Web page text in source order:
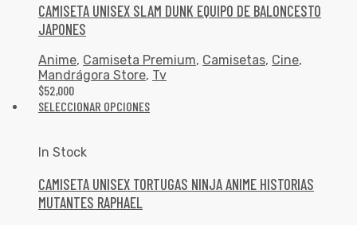
CAMISETA UNISEX SLAM DUNK EQUIPO DE BALONCESTO
JAPONES
Anime, Camiseta Premium, Camisetas, Cine,
Mandrágora Store, Tv
$52,000
SELECCIONAR OPCIONES
In Stock
CAMISETA UNISEX TORTUGAS NINJA ANIME HISTORIAS
MUTANTES RAPHAEL